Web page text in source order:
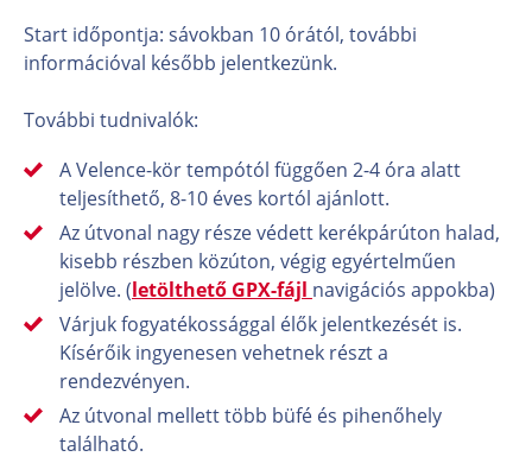
Start időpontja: sávokban 10 órától, további
információval később jelentkezünk.
További tudnivalók:
A Velence-kör tempótól függően 2-4 óra alatt
teljesíthető, 8-10 éves kortól ajánlott.
Az útvonal nagy része védett kerékpárúton halad,
kisebb részben közúton, végig egyértelműen
jelölve. (letölthető GPX-fájl navigációs appokba)
Várjuk fogyatékossággal élők jelentkezését is.
Kísérőik ingyenesen vehetnek részt a
rendezvényen.
Az útvonal mellett több büfé és pihenőhely
található.